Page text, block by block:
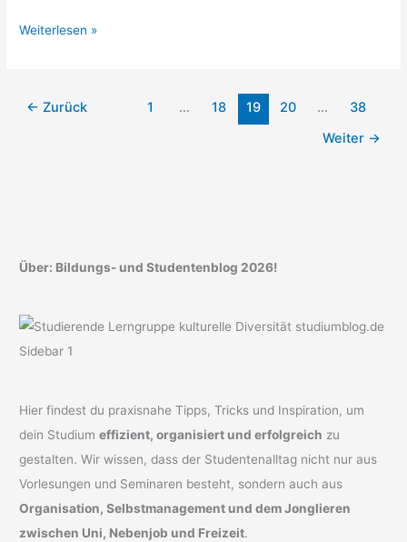
Studienabbruch:
Weiterlesen »
← Zurück 1 … 18 19 20 …
38
Weiter →
Über: Bildungs- und Studentenblog 2026!
Hier findest du praxisnahe Tipps, Tricks und Inspiration, um
dein Studiumeffizient, organisiert und erfolgreich zu
gestalten. Wir wissen, dass der Studentenalltag nicht nur aus
Vorlesungen und Seminaren besteht, sondern auch aus
Organisation, Selbstmanagement und dem Jonglieren
zwischen Uni, Nebenjob und Freizeit.